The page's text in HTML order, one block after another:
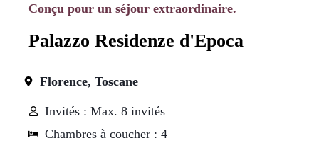
Conçu pour un séjour extraordinaire.
Palazzo Residenze d'Epoca
Florence, Toscane
Invités : Max. 8 invités
Chambres à coucher : 4